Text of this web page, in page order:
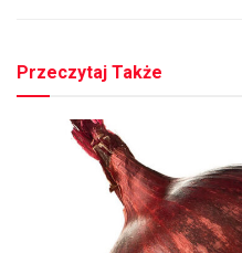
Przeczytaj Także